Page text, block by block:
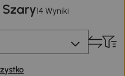
Szary14 Wyniki